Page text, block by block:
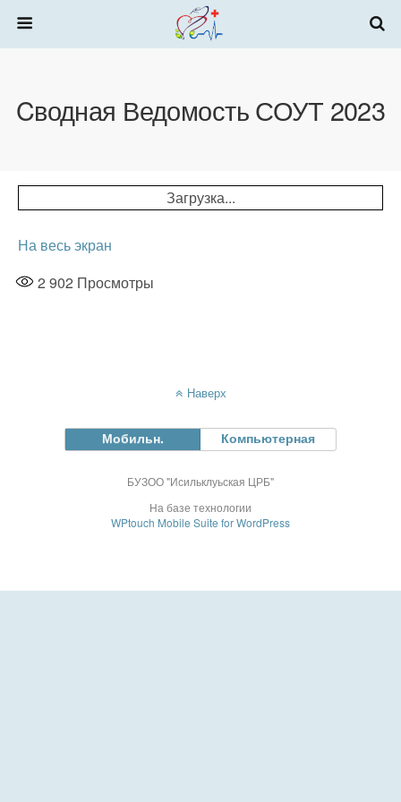
Cводная Ведомость СОУТ 2023
Загрузка...
На весь экран
2 902 Просмотры
Наверх
Мобильн. Компьютерная
БУЗОО "Исильклуьская ЦРБ"
На базе технологии
WPtouch Mobile Suite for WordPress